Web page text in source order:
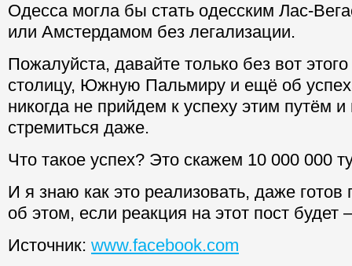
Одесса могла бы стать одесским Лас-
или Амстердамом без легализации.
Пожалуйста, давайте только без вот
столицу, Южную Пальмиру и ещё об
никогда не прийдем к успеху этим путём
стремиться даже.
Что такое успех? Это скажем 10 000 000
И я знаю как это реализовать, даже готов
об этом, если реакция на этот пост
Источник: www.facebook.com